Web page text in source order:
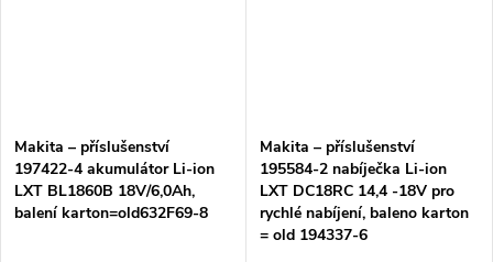
Makita – příslušenství
197422-4 akumulátor Li-ion
LXT BL1860B 18V/6,0Ah,
balení karton=old632F69-8
Makita – příslušenství
195584-2 nabíječka Li-ion
LXT DC18RC 14,4 -18V pro
rychlé nabíjení, baleno karton
= old 194337-6